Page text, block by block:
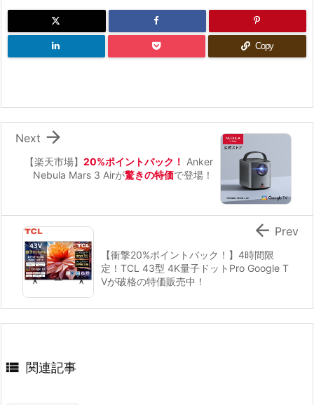
Copy
【楽天市場】 20%ポイントバック！ Anker
Nebula Mars 3 Airが驚きの特価で登場！

Next
【衝撃20%ポイントバック！】4時間限
定！TCL 43型 4K量子ドットPro Google T
Vが破格の特価販売中！
 Prev
 関連記事